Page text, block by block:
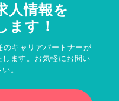
人情報を
ます！
のキャリアパートナーが
ます。お気軽にお問い
。